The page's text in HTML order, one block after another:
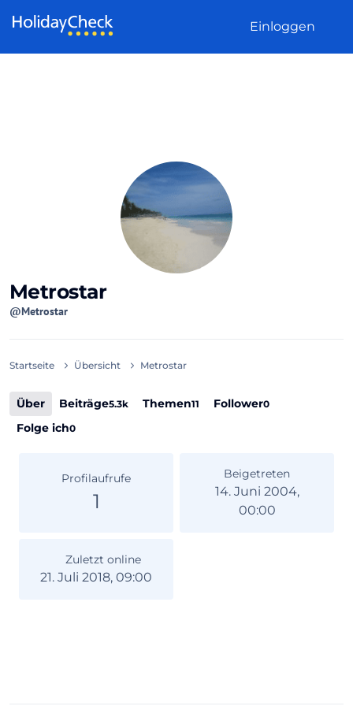
Einloggen
Metrostar
@Metrostar
Startseite Übersicht Metrostar
Über Beiträge5.3k Themen11 Follower0
Folge ich0
Profilaufrufe
1
Beigetreten
14. Juni 2004,
00:00
Zuletzt online
21. Juli 2018, 09:00